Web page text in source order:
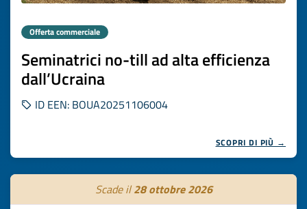
Offerta commerciale
Seminatrici no-till ad alta efficienza
dall’Ucraina
ID EEN: BOUA20251106004
SCOPRI DI PIÙ →
Scade il28 ottobre 2026